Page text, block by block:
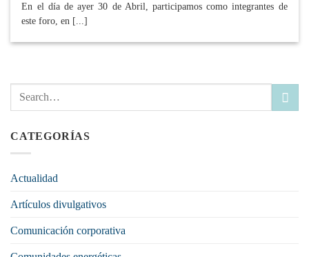
En el día de ayer 30 de Abril, participamos como integrantes de
este foro, en [...]
CATEGORÍAS
Actualidad
Artículos divulgativos
Comunicación corporativa